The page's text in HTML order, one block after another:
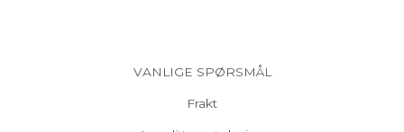
VANLIGE SPØRSMÅL
Frakt